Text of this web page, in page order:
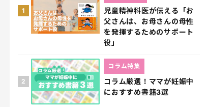
1
児童精神科医が伝える「お
父さんは、お母さんの母性
を発揮するためのサポート
役」
2
コラム厳選！ママが妊娠中
におすすめ書籍3選
コラム特集